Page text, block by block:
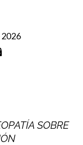
2026
SOBRE